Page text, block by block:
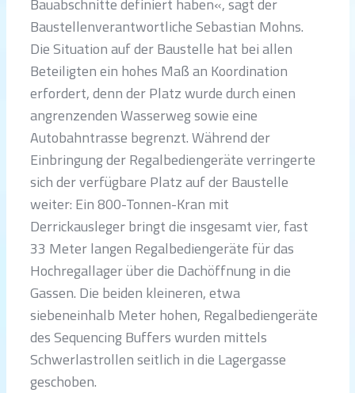
Bauabschnitte definiert haben«, sagt der
Baustellenverantwortliche Sebastian Mohns.
Die Situation auf der Baustelle hat bei allen
Beteiligten ein hohes Maß an Koordination
erfordert, denn der Platz wurde durch einen
angrenzenden Wasserweg sowie eine
Autobahntrasse begrenzt. Während der
Einbringung der Regalbediengeräte verringerte
sich der verfügbare Platz auf der Baustelle
weiter: Ein 800-Tonnen-Kran mit
Derrickausleger bringt die insgesamt vier, fast
33 Meter langen Regalbediengeräte für das
Hochregallager über die Dachöffnung in die
Gassen. Die beiden kleineren, etwa
siebeneinhalb Meter hohen, Regalbediengeräte
des Sequencing Buffers wurden mittels
Schwerlastrollen seitlich in die Lagergasse
geschoben.